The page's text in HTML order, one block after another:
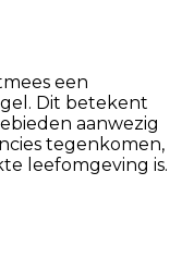
een
Dit betekent
aanwezig
tegenkomen,
leefomgeving is.